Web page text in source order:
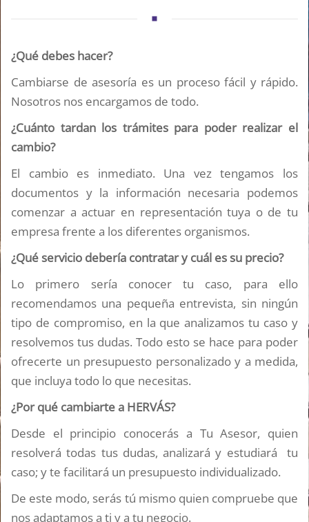
¿Qué debes hacer?
Cambiarse de asesoría es un proceso fácil y rápido.
Nosotros nos encargamos de todo.
¿Cuánto tardan los trámites para poder realizar el
cambio?
El cambio es inmediato. Una vez tengamos los
documentos y la información necesaria podemos
comenzar a actuar en representación tuya o de tu
empresa frente a los diferentes organismos.
¿Qué servicio debería contratar y cuál es su precio?
Lo primero sería conocer tu caso, para ello
recomendamos una pequeña entrevista, sin ningún
tipo de compromiso, en la que analizamos tu caso y
resolvemos tus dudas. Todo esto se hace para poder
ofrecerte un presupuesto personalizado y a medida,
que incluya todo lo que necesitas.
¿Por qué cambiarte a HERVÁS?
Desde el principio conocerás a Tu Asesor, quien
resolverá todas tus dudas, analizará y estudiará tu
caso; y te facilitará un presupuesto individualizado.
De este modo, serás tú mismo quien compruebe que
nos adaptamos a ti y a tu negocio.